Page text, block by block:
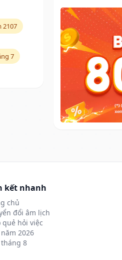
2107
7
kết nhanh
chủ
đổi âm lịch
quẻ hỏi việc
2026
tháng 8